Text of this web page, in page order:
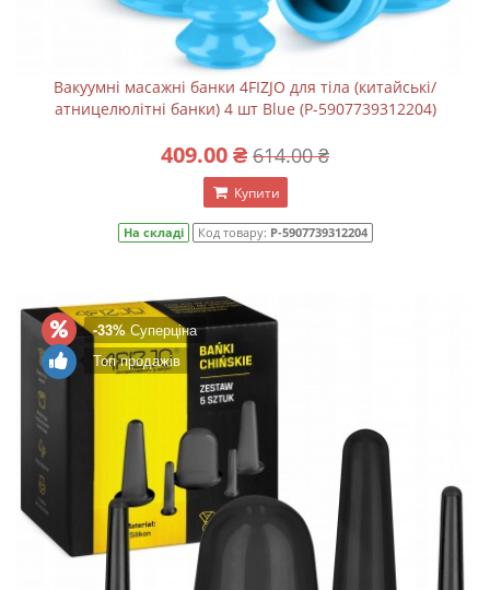
Вакуумні масажні банки 4FIZJO для тіла (китайські/
атницелюлітні банки) 4 шт Blue (P-5907739312204)
409.00 ₴ 614.00 ₴
Купити
На складі Код товару: P-5907739312204
-33%Суперціна
Топ продажів